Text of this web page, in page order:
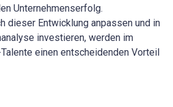
Unternehmenserfolg.
dieser Entwicklung anpassen und in
investieren, werden im
einen entscheidenden Vorteil